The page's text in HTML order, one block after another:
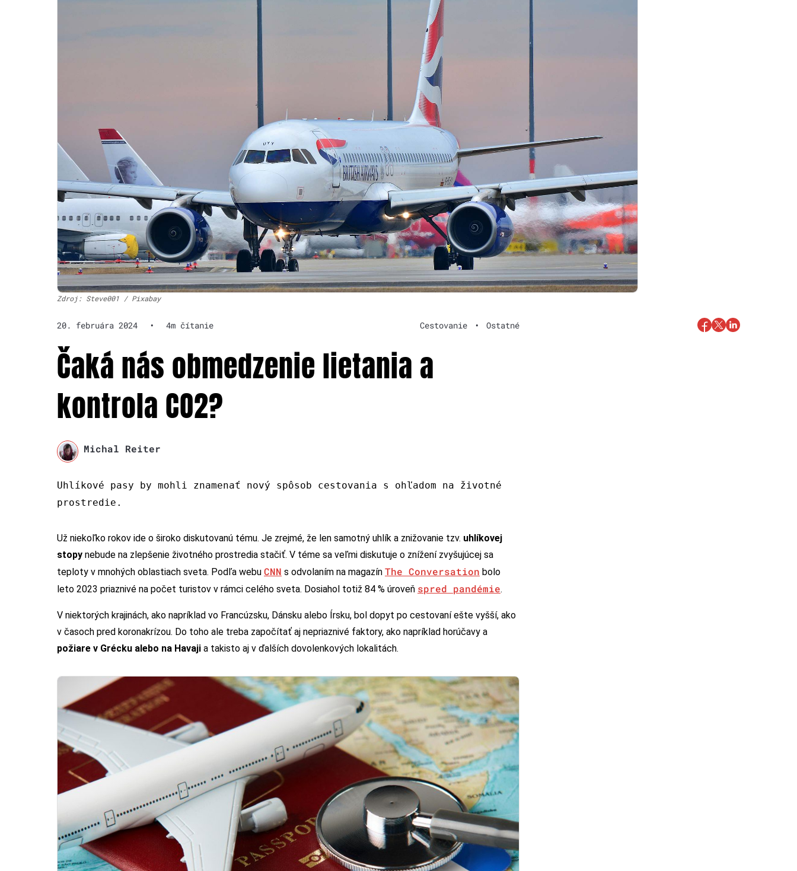
Zdroj: Steve001 / Pixabay
20. februára 2024 • 4m čítanie Cestovanie • Ostatné
Čaká nás obmedzenie lietania a
kontrola CO2?
Michal Reiter
Uhlíkové pasy by mohli znamenať nový spôsob cestovania s ohľadom na životné
prostredie.
Už niekoľko rokov ide o široko diskutovanú tému. Je zrejmé, že len samotný uhlík a znižovanie tzv. uhlíkovej
stopy nebude na zlepšenie životného prostredia stačiť. V téme sa veľmi diskutuje o znížení zvyšujúcej sa
teploty v mnohých oblastiach sveta. Podľa webu CNN s odvolaním na magazín The Conversation bolo
leto 2023 priaznivé na počet turistov v rámci celého sveta. Dosiahol totiž 84 % úroveň spred pandémie.
V niektorých krajinách, ako napríklad vo Francúzsku, Dánsku alebo Írsku, bol dopyt po cestovaní ešte vyšší, ako
v časoch pred koronakrízou. Do toho ale treba započítať aj nepriaznivé faktory, ako napríklad horúčavy a
požiare v Grécku alebo na Havaji a takisto aj v ďalších dovolenkových lokalitách.